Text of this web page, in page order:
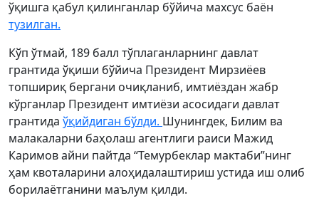
ўқишга қабул қилинганлар бўйича махсус баён
тузилган.
Кўп ўтмай, 189 балл тўплаганларнинг давлат
грантида ўқиши бўйича Президент Мирзиёев
топшириқ бергани очиқланиб, имтиёздан жабр
кўрганлар Президент имтиёзи асосидаги давлат
грантида ўқийдиган бўлди. Шунингдек, Билим ва
малакаларни баҳолаш агентлиги раиси Мажид
Каримов айни пайтда “Темурбеклар мактаби”нинг
ҳам квоталарини алоҳидалаштириш устида иш олиб
борилаётганини маълум қилди.